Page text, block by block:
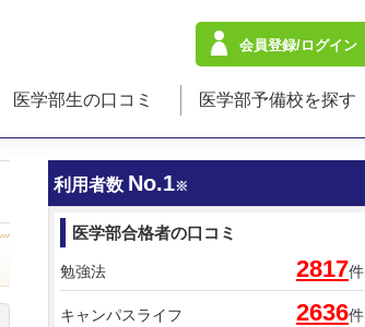
会員登録/ログイン
医学部生の口コミ 医学部予備校を探す
利用者数 No.1※
医学部合格者の口コミ
勉強法 2817件
キャンパスライフ 2636件